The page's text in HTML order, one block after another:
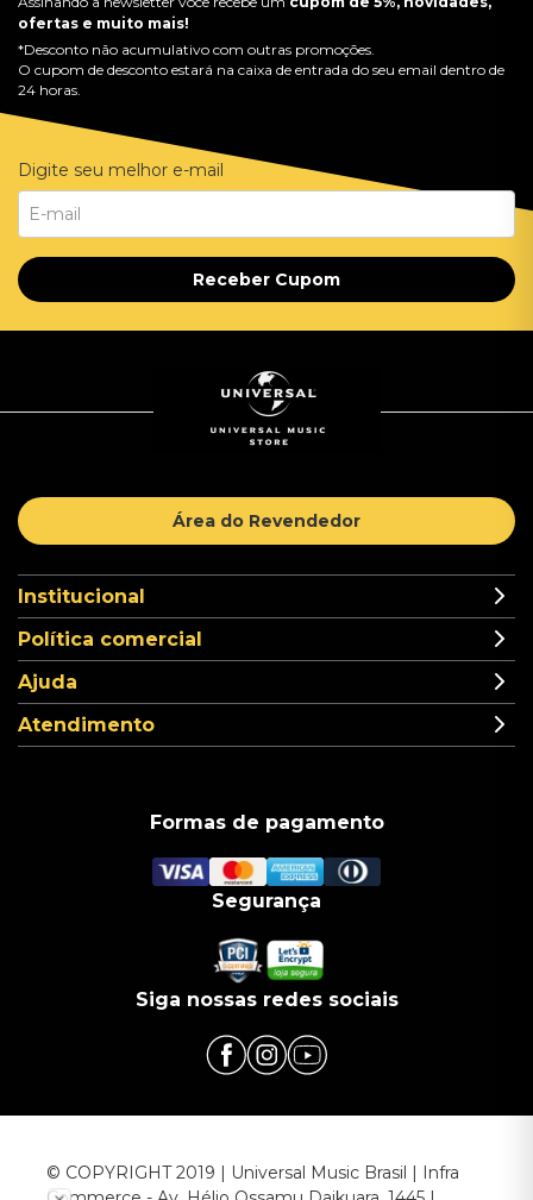
ofertas e muito mais!
*Desconto não acumulativo com outras promoções.
O cupom de desconto estará na caixa de entrada do seu email dentro de
24 horas.
Digite seu melhor e-mail
Receber Cupom
Área do Revendedor
Institucional
Política comercial
Ajuda
Atendimento
Formas de pagamento
Segurança
Siga nossas redes sociais
© COPYRIGHT 2019 | Universal Music Brasil | Infra